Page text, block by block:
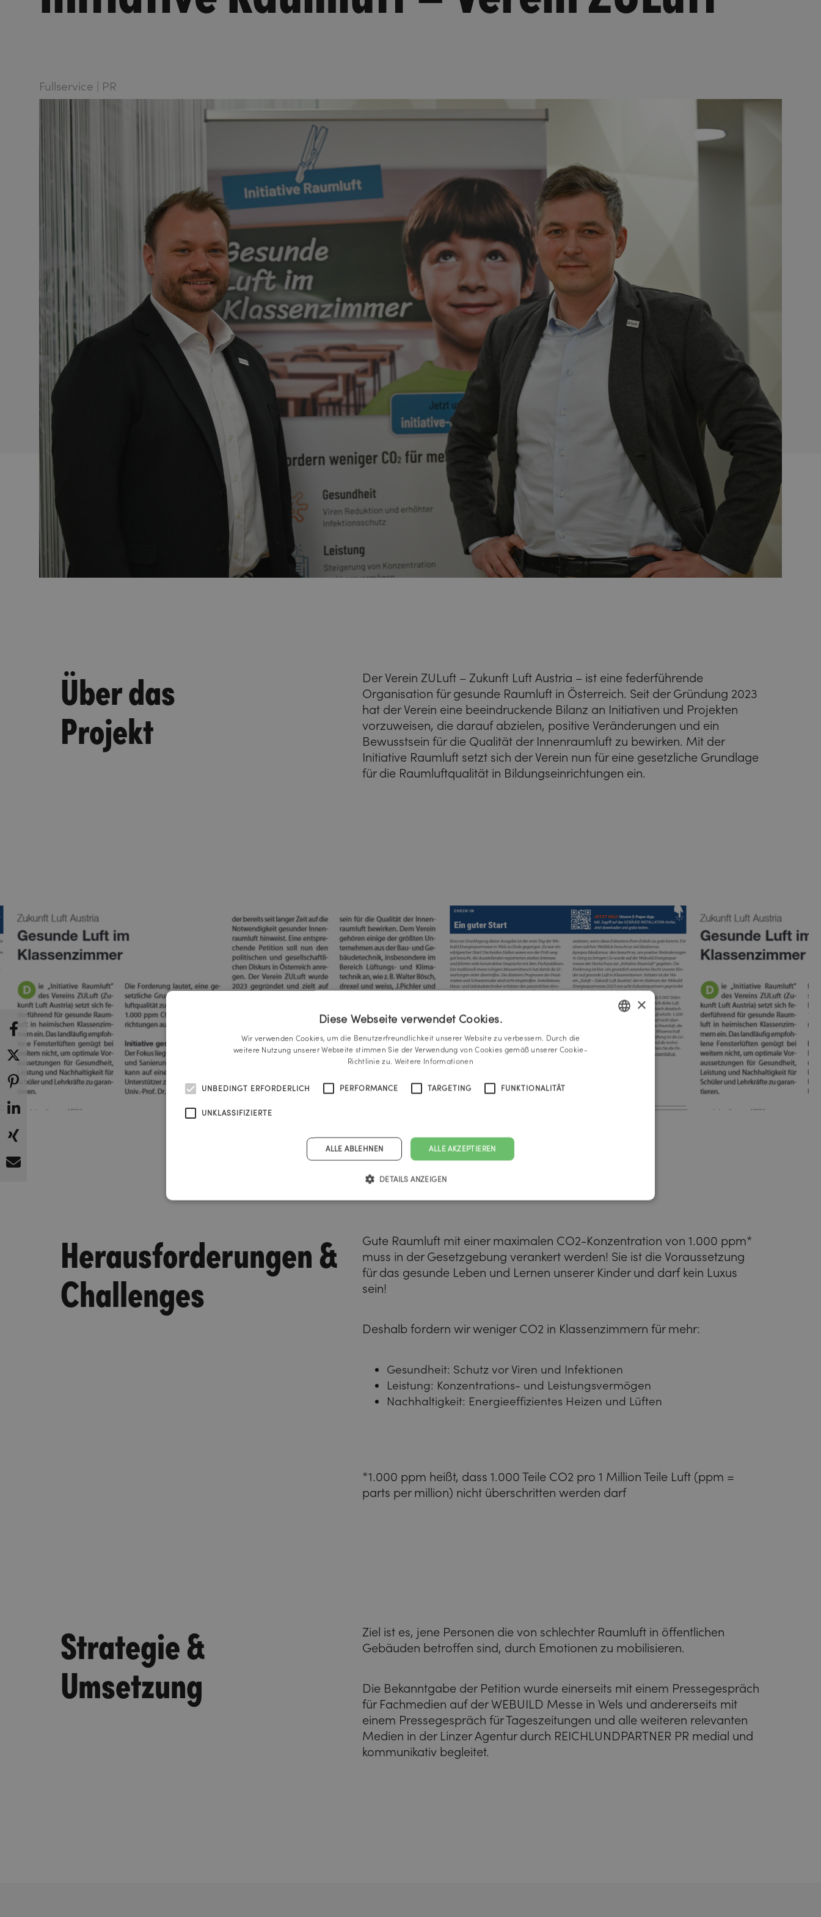
Fullservice | PR
Über das
Projekt
Der Verein ZULuft – Zukunft Luft Austria – ist eine federführende
Organisation für gesunde Raumluft in Österreich. Seit der Gründung 2023
hat der Verein eine beeindruckende Bilanz an Initiativen und Projekten
vorzuweisen, die darauf abzielen, positive Veränderungen und ein
Bewusstsein für die Qualität der Innenraumluft zu bewirken. Mit der
Initiative Raumluft setzt sich der Verein nun für eine gesetzliche Grundlage
für die Raumluftqualität in Bildungseinrichtungen ein.
Herausforderungen &
Challenges
Gute Raumluft mit einer maximalen CO2-Konzentration von 1.000 ppm*
muss in der Gesetzgebung verankert werden! Sie ist die Voraussetzung
für das gesunde Leben und Lernen unserer Kinder und darf kein Luxus
sein!
Deshalb fordern wir weniger CO2 in Klassenzimmern für mehr:
Gesundheit: Schutz vor Viren und Infektionen
Leistung: Konzentrations- und Leistungsvermögen
Nachhaltigkeit: Energieeffizientes Heizen und Lüften
*1.000 ppm heißt, dass 1.000 Teile CO2 pro 1 Million Teile Luft (ppm =
parts per million) nicht überschritten werden darf
Strategie &
Umsetzung
Ziel ist es, jene Personen die von schlechter Raumluft in öffentlichen
Gebäuden betroffen sind, durch Emotionen zu mobilisieren.
Die Bekanntgabe der Petition wurde einerseits mit einem Pressegespräch
für Fachmedien auf der WEBUILD Messe in Wels und andererseits mit
einem Pressegespräch für Tageszeitungen und alle weiteren relevanten
Medien in der Linzer Agentur durch REICHLUNDPARTNER PR medial und
kommunikativ begleitet.
×
Diese Webseite verwendet Cookies.
Wir verwenden Cookies, um die Benutzerfreundlichkeit unserer Website zu verbessern. Durch die
weitere Nutzung unserer Webseite stimmen Sie der Verwendung von Cookies gemäß unserer Cookie-
Richtlinie zu. Weitere Informationen
UNBEDINGT ERFORDERLICH PERFORMANCE TARGETING FUNKTIONALITÄT
UNKLASSIFIZIERTE
ALLE AKZEPTIEREN
ALLE ABLEHNEN
DETAILS ANZEIGEN